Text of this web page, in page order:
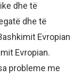
dhe të
dhe të
Evropian
Evropian.
probleme me